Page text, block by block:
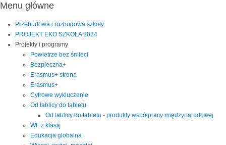
Menu główne
Przebudowa i rozbudowa szkoły
PROJEKT EKO SZKOŁA 2024
Projekty i programy
Powietrze bez śmieci
Bezpieczna+
Erasmus+ strona
Erasmus+
Cyfrowe wykluczenie
Od tablicy do tabletu
Od tablicy do tabletu - produkty współpracy międzynarodowej
WF z klasą
Edukacja globalna